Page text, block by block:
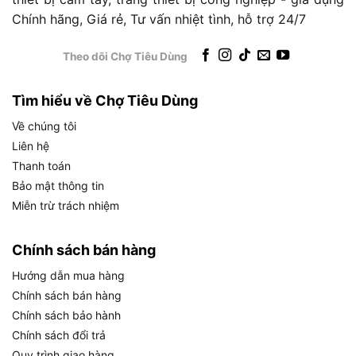
lợi cho xe cộ, sân vườn hoặc đồ dùng trong
nhà.
Thợ chuyên nghiệp: Chủ tiệm rửa xe, thợ xây
để xử lý các công việc nặng.
Doanh nghiệp: Các xưởng sản xuất, nông
trường hoặc garage nhỏ cần thiết bị vệ sinh
hiệu quả và bền bỉ.
Bên cạnh đó, máy hoạt động tốt trong cả môi
trường khắc nghiệt như công trường hay không
mà sản phẩm mang lại, hãy cùng tìm hiểu lợi ích
khi sở hữu Makita HW 1300.
Lợi ích khi mua Máy xịt rửa áp lực
Makita HW 1300
Chính hãng, Giá rẻ, Tư vấn nhiệt tình, hỗ trợ 24/7
Theo dõi Chợ Tiêu Dùng
Tìm hiểu về Chợ Tiêu Dùng
Về chúng tôi
Liên hệ
Thanh toán
Bảo mật thông tin
Miễn trừ trách nhiệm
Chính sách bán hàng
Hướng dẫn mua hàng
Chính sách bán hàng
Chính sách bảo hành
Chính sách đổi trả